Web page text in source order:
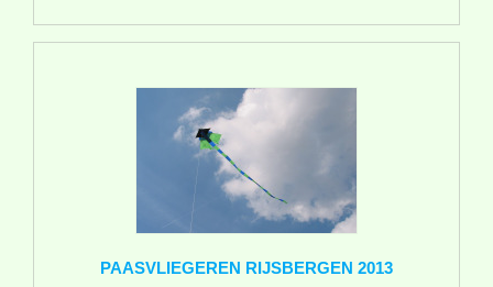
PAASVLIEGEREN RIJSBERGEN 2013